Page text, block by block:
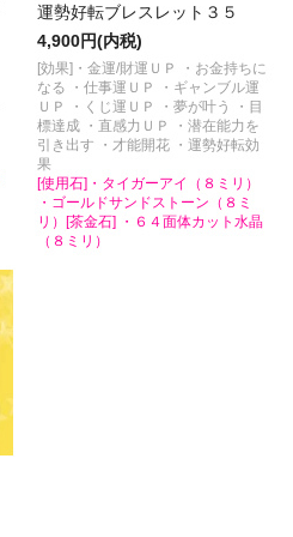
運勢好転ブレスレット３５
4,900円(内税)
[効果]・金運/財運ＵＰ ・お金持ちに
なる ・仕事運ＵＰ ・ギャンブル運
ＵＰ ・くじ運ＵＰ ・夢が叶う ・目
標達成 ・直感力ＵＰ ・潜在能力を
引き出す ・才能開花 ・運勢好転効
果
[使用石]・タイガーアイ（８ミリ）
・ゴールドサンドストーン（８ミ
リ）[茶金石] ・６４面体カット水晶
（８ミリ）